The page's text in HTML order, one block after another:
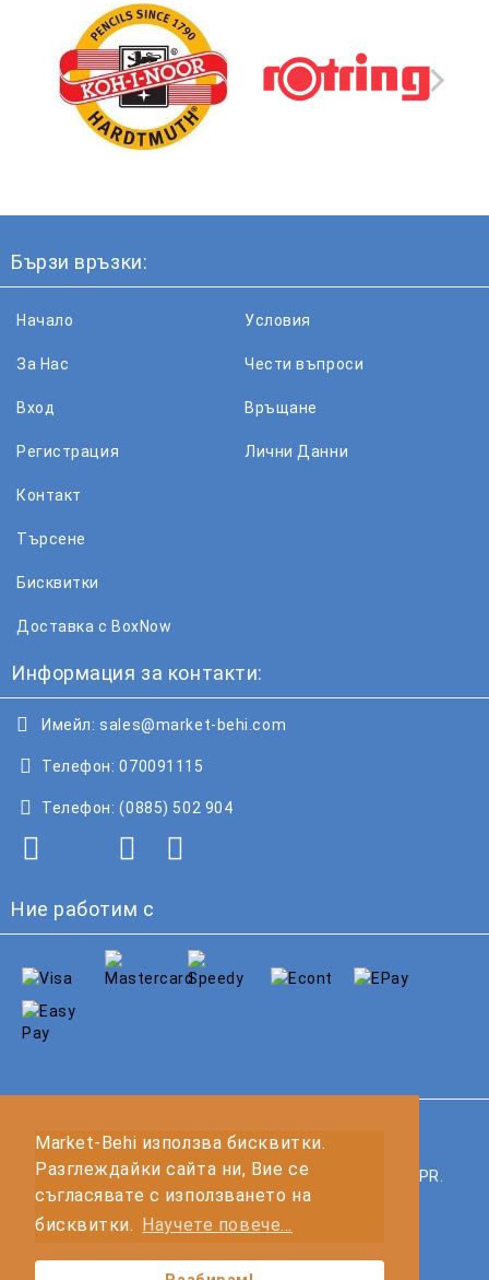
Market-Behi използва бисквитки.
Разглеждайки сайта ни, Вие се
съгласявате с използването на
бисквитки.
Научете повече...
Бързи връзки:
Начало
За Нас
Вход
Регистрация
Условия
Чести въпроси
Връщане
Лични Данни
Контакт
Търсене
Бисквитки
Доставка с BoxNow
Информация за контакти:
Имейл: sales@market-behi.com
Телефон: 070091115
Телефон: (0885) 502 904
Ние работим с
Нашият онлайн магазин е 100% съобразен с GDPR.
Моите лични данни